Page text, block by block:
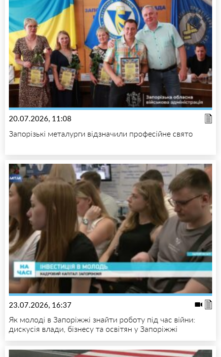
20.07.2026, 11:08
Запорізькі металурги відзначили професійне свято
23.07.2026, 16:37
Як молоді в Запоріжжі знайти роботу під час війни:
дискусія влади, бізнесу та освітян у Запоріжжі